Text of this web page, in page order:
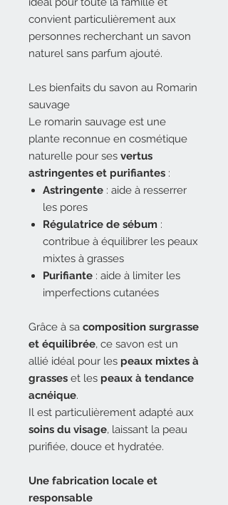
convient particulièrement aux
personnes recherchant un savon
naturel sans parfum ajouté.
Les bienfaits du savon au Romarin
sauvage
Le romarin sauvage est une
plante reconnue en cosmétique
naturelle pour ses vertus
astringentes et purifiantes :
Astringente : aide à resserrer
les pores
Régulatrice de sébum :
contribue à équilibrer les peaux
mixtes à grasses
Purifiante : aide à limiter les
imperfections cutanées
Grâce à sa composition surgrasse
et équilibrée, ce savon est un
allié idéal pour les peaux mixtes à
grasses et les peaux à tendance
acnéique.
Il est particulièrement adapté aux
soins du visage, laissant la peau
purifiée, douce et hydratée.
Une fabrication locale et
responsable